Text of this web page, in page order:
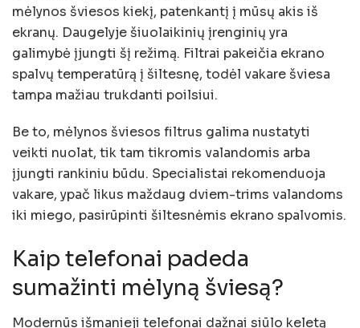
mėlynos šviesos kiekį, patenkantį į mūsų akis iš
ekranų. Daugelyje šiuolaikinių įrenginių yra
galimybė įjungti šį režimą. Filtrai pakeičia ekrano
spalvų temperatūrą į šiltesnę, todėl vakare šviesa
tampa mažiau trukdanti poilsiui.
Be to, mėlynos šviesos filtrus galima nustatyti
veikti nuolat, tik tam tikromis valandomis arba
įjungti rankiniu būdu. Specialistai rekomenduoja
vakare, ypač likus maždaug dviem-trims valandoms
iki miego, pasirūpinti šiltesnėmis ekrano spalvomis.
Kaip telefonai padeda
sumažinti mėlyną šviesą?
Modernūs išmanieji telefonai dažnai siūlo keletą